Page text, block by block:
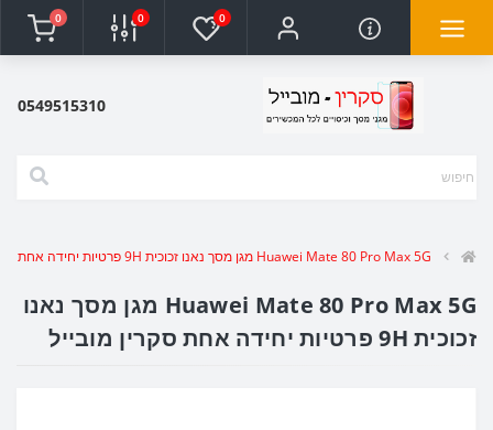
0
0
0
0549515310
Huawei Mate 80 Pro Max 5G מגן מסך נאנו זכוכית 9H פרטיות יחידה אחת סקרין מובייל
Huawei Mate 80 Pro Max 5G מגן מסך נאנו
זכוכית 9H פרטיות יחידה אחת סקרין מובייל